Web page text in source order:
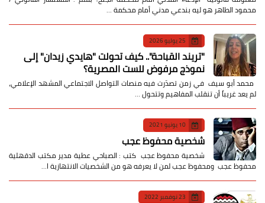
محمود الطاهر هو ليه بندعي مدني أمام محكمة …
25 يوليو 2026
​"تريند القباحة".. كيف تحولت "هايدي زيدان" إلى
نموذج مرفوض للست المصرية؟
​ محمد أبو سيف ​في زمن تصدّرت فيه منصات التواصل الاجتماعي المشهد الإعلامي،
لم يعد غريباً أن تنقلب المفاهيم وتتحول …
10 يونيو 2021
شخصية محفوظ عجب
شخصية محفوظ عجب كتب : الصباحي عطية مدير مكتب الدقهلية
محفوظ عجب ومحفوظ عجب لمن لا يعرفه هو من الشخصيات الانتهازية ا…
23 نوفمبر 2022